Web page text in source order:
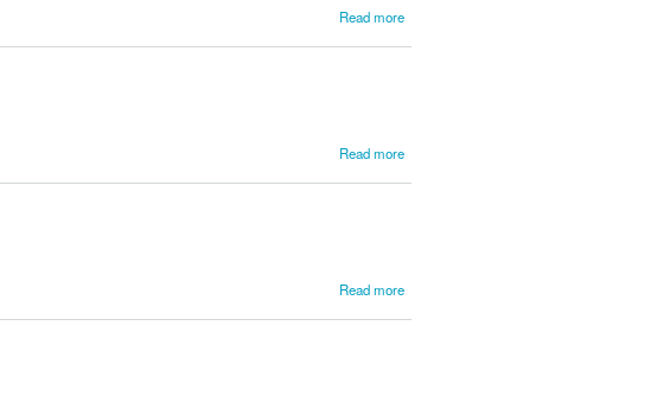
Read more
Domingos
Read more
João de
Read more
Miguel